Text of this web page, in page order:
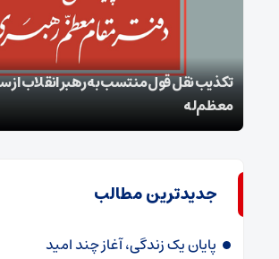
تکذیب نقل قول منتسب به رهبر انقلاب از
معظم‌له
جدیدترین مطالب
پایان یک زندگی، آغاز چند امید